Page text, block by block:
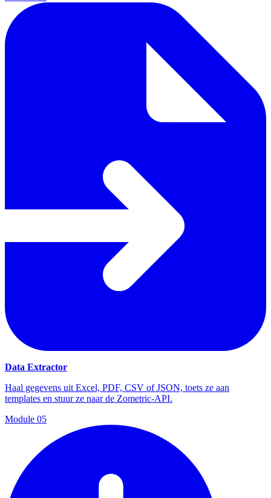
Data Extractor
Haal gegevens uit Excel, PDF, CSV of JSON, toets ze aan
templates en stuur ze naar de Zometric-API.
Module 05